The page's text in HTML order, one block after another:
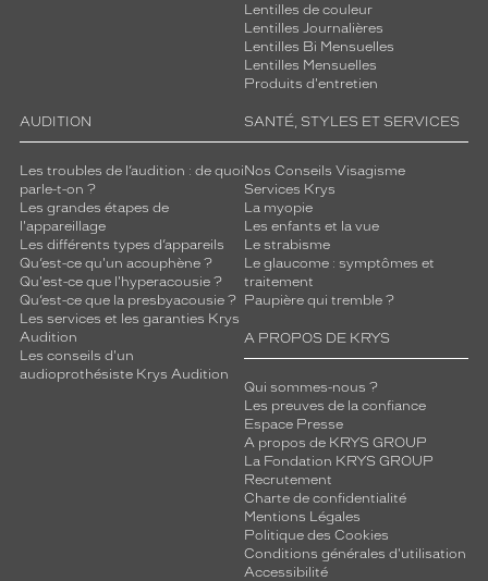
Lentilles de couleur
Lentilles Journalières
Lentilles Bi Mensuelles
Lentilles Mensuelles
Produits d'entretien
AUDITION
Les troubles de l’audition : de quoi
parle-t-on ?
Les grandes étapes de
l'appareillage
Les différents types d’appareils
Qu’est-ce qu'un acouphène ?
Qu'est-ce que l'hyperacousie ?
Qu’est-ce que la presbyacousie ?
Les services et les garanties Krys
Audition
Les conseils d'un
audioprothésiste Krys Audition
SANTÉ, STYLES ET SERVICES
Nos Conseils Visagisme
Services Krys
La myopie
Les enfants et la vue
Le strabisme
Le glaucome : symptômes et
traitement
Paupière qui tremble ?
A PROPOS DE KRYS
Qui sommes-nous ?
Les preuves de la confiance
Espace Presse
A propos de KRYS GROUP
La Fondation KRYS GROUP
Recrutement
Charte de confidentialité
Mentions Légales
Politique des Cookies
Conditions générales d'utilisation
Accessibilité